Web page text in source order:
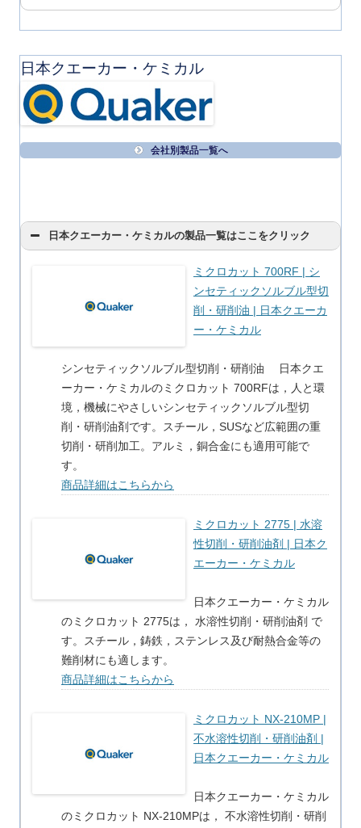
日本クエーカー・ケミカル
会社別製品一覧へ
日本クエーカー・ケミカルの製品一覧はここをクリック
ミクロカット 700RF | シ
ンセティックソルブル型切
削・研削油 | 日本クエーカ
ー・ケミカル
シンセティックソルブル型切削・研削油 日本クエ
ーカー・ケミカルのミクロカット 700RFは，人と環
境，機械にやさしいシンセティックソルブル型切
削・研削油剤です。スチール，SUSなど広範囲の重
切削・研削加工。アルミ，銅合金にも適用可能で
す。
商品詳細はこちらから
ミクロカット 2775 | 水溶
性切削・研削油剤 | 日本ク
エーカー・ケミカル
日本クエーカー・ケミカル
のミクロカット 2775は， 水溶性切削・研削油剤 で
す。スチール，鋳鉄，ステンレス及び耐熱合金等の
難削材にも適します。
商品詳細はこちらから
ミクロカット NX-210MP |
不水溶性切削・研削油剤 |
日本クエーカー・ケミカル
日本クエーカー・ケミカル
のミクロカット NX-210MPは， 不水溶性切削・研削